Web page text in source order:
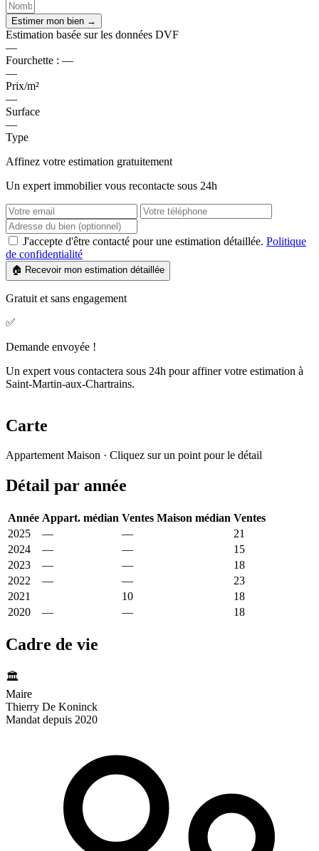
Estimer mon bien →
Estimation basée sur les données DVF
—
Fourchette : —
—
Prix/m²
—
Surface
—
Type
Affinez votre estimation gratuitement
Un expert immobilier vous recontacte sous 24h
J'accepte d'être contacté pour une estimation détaillée. Politique
de confidentialité
🏠 Recevoir mon estimation détaillée
Gratuit et sans engagement
✅
Demande envoyée !
Un expert vous contactera sous 24h pour affiner votre estimation à
Saint-Martin-aux-Chartrains.
Carte
−
Appartement Maison · Cliquez sur un point pour le détail
Détail par année
Année Appart. médian Ventes Maison médian Ventes
2025
— —
21
2024
— —
15
2023
— —
18
2022
— —
23
2021
10
18
2020
— — 18
Cadre de vie
🏛️
Maire
Thierry De Koninck
Mandat depuis 2020